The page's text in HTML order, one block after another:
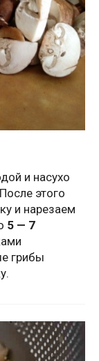
и насухо
этого
и нарезаем
5 — 7
грибы